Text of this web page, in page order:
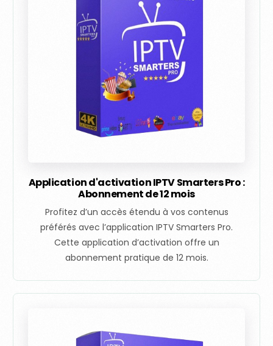
Application d'activation IPTV Smarters Pro :
Abonnement de 12 mois
Profitez d’un accès étendu à vos contenus
préférés avec l’application IPTV Smarters Pro.
Cette application d’activation offre un
abonnement pratique de 12 mois.